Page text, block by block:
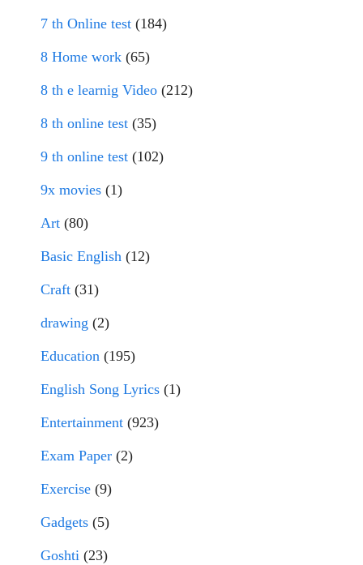
7 th Online test (184)
8 Home work (65)
8 th e learnig Video (212)
8 th online test (35)
9 th online test (102)
9x movies (1)
Art (80)
Basic English (12)
Craft (31)
drawing (2)
Education (195)
English Song Lyrics (1)
Entertainment (923)
Exam Paper (2)
Exercise (9)
Gadgets (5)
Goshti (23)